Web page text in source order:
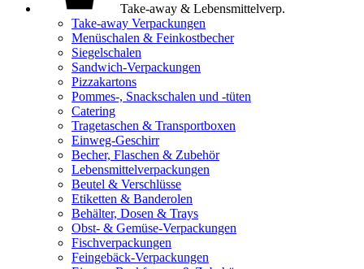
Take-away & Lebensmittelverp.
Take-away Verpackungen
Menüschalen & Feinkostbecher
Siegelschalen
Sandwich-Verpackungen
Pizzakartons
Pommes-, Snackschalen und -tüten
Catering
Tragetaschen & Transportboxen
Einweg-Geschirr
Becher, Flaschen & Zubehör
Lebensmittelverpackungen
Beutel & Verschlüsse
Etiketten & Banderolen
Behälter, Dosen & Trays
Obst- & Gemüse-Verpackungen
Fischverpackungen
Feingebäck-Verpackungen